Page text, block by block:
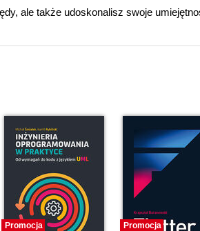
ale także udoskonalisz swoje
Promocja Promocja